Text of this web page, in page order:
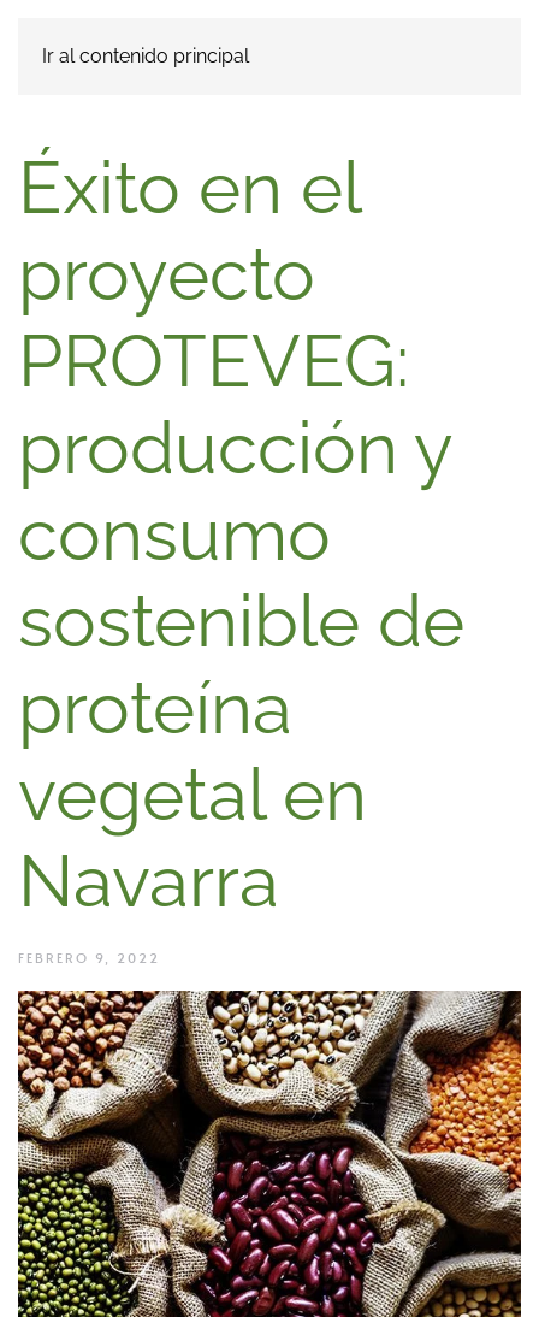
Ir al contenido principal
Éxito en el
proyecto
PROTEVEG:
producción y
consumo
sostenible de
proteína
vegetal en
Navarra
FEBRERO 9, 2022